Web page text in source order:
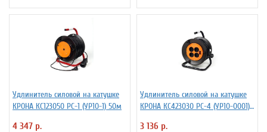
Удлинитель силовой на катушке
КРОНА КС123050 РС-1 (УР10-1) 50м
4 347 р.
Удлинитель силовой на катушке
КРОНА КС423030 РС-4 (УР10-0001)
3 136 р.